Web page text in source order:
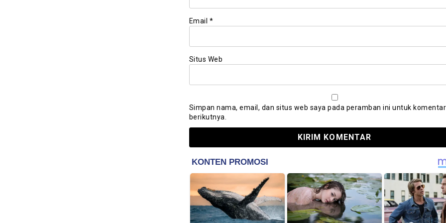
Email *
Situs Web
Simpan nama, email, dan situs web saya pada peramban ini untuk
berikutnya.